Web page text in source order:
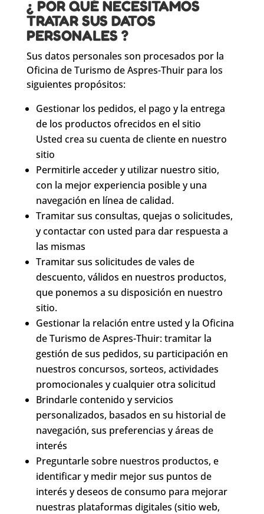
¿ POR QUÉ NECESITAMOS
TRATAR SUS DATOS
PERSONALES ?
Sus datos personales son procesados ​​por la
Oficina de Turismo de Aspres-Thuir para los
siguientes propósitos:
Gestionar los pedidos, el pago y la entrega
de los productos ofrecidos en el sitio
Usted crea su cuenta de cliente en nuestro
sitio
Permitirle acceder y utilizar nuestro sitio,
con la mejor experiencia posible y una
navegación en línea de calidad.
Tramitar sus consultas, quejas o solicitudes,
y contactar con usted para dar respuesta a
las mismas
Tramitar sus solicitudes de vales de
descuento, válidos en nuestros productos,
que ponemos a su disposición en nuestro
sitio.
Gestionar la relación entre usted y la Oficina
de Turismo de Aspres-Thuir: tramitar la
gestión de sus pedidos, su participación en
nuestros concursos, sorteos, actividades
promocionales y cualquier otra solicitud
Brindarle contenido y servicios
personalizados, basados ​​en su historial de
navegación, sus preferencias y áreas de
interés
Preguntarle sobre nuestros productos, e
identificar y medir mejor sus puntos de
interés y deseos de consumo para mejorar
nuestras plataformas digitales (sitio web,